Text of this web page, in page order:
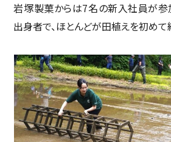
岩塚製菓からは7名の新入社員が参
出身者で、ほとんどが田植えを初めて